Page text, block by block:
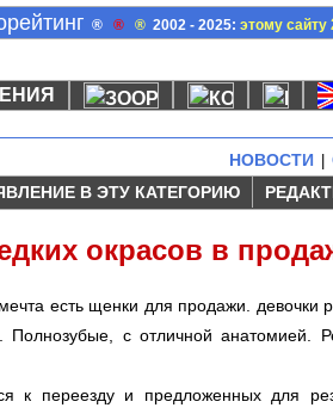
® ® ® 2002 - 2025:этому сайту
НОВОСТИ
В ЭТУ КАТЕГОРИЮ
окрасов в
есть щенки для продажи. девочки
с отличной анатомией.
к переезду и предложенных для